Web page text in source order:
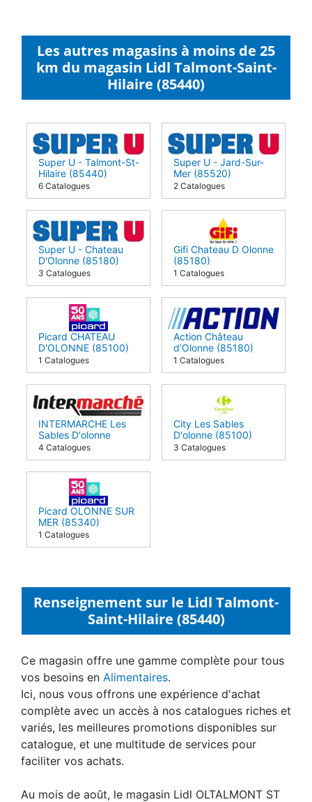
Les autres magasins à moins de 25
km du magasin Lidl Talmont-Saint-
Hilaire (85440)
Super U - Talmont-St-
Hilaire (85440)
6 Catalogues
Super U - Jard-Sur-
Mer (85520)
2 Catalogues
Super U - Chateau
D'Olonne (85180)
3 Catalogues
Gifi Chateau D Olonne
(85180)
1 Catalogues
Picard CHATEAU
D'OLONNE (85100)
1 Catalogues
Action Château
d'Olonne (85180)
1 Catalogues
INTERMARCHE Les
Sables D'olonne
(85180)
4 Catalogues
City Les Sables
D'olonne (85100)
3 Catalogues
Picard OLONNE SUR
MER (85340)
1 Catalogues
Renseignement sur le Lidl Talmont-
Saint-Hilaire (85440)
Ce magasin offre une gamme complète pour tous
vos besoins en Alimentaires.
Ici, nous vous offrons une expérience d'achat
complète avec un accès à nos catalogues riches et
variés, les meilleures promotions disponibles sur
catalogue, et une multitude de services pour
faciliter vos achats.
Au mois de août, le magasin Lidl OLTALMONT ST